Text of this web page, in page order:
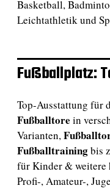
Basketball,
Leichtathletik und
Fußballplatz:
Top-Ausstattung für
Fußballtore in
Varianten,
Fußballtrainingbis
für Kinder & weitere
Profi-, Amateur-,